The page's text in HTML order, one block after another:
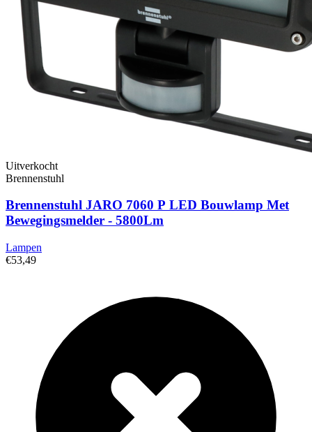
Uitverkocht
Brennenstuhl
Brennenstuhl JARO 7060 P LED Bouwlamp Met
Bewegingsmelder - 5800Lm
Lampen
€53,49